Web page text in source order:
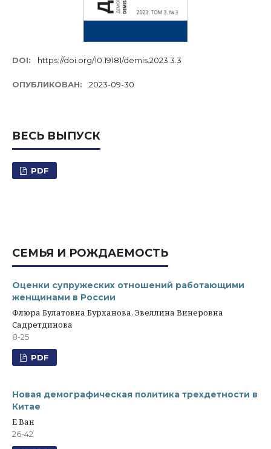
DOI: https://doi.org/10.19181/demis.2023.3.3
ОПУБЛИКОВАН: 2023-09-30
ВЕСЬ ВЫПУСК
PDF
СЕМЬЯ И РОЖДАЕМОСТЬ
Оценки супружеских отношений работающими
женщинами в России
Флюра Булатовна Бурханова, Эвеллина Винеровна
Садретдинова
8-25
PDF
Новая демографическая политика трехдетности в
Китае
Е Ван
26-42